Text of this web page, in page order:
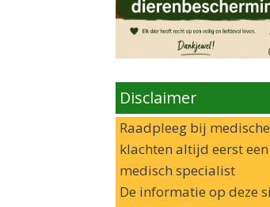
Disclaimer
Raadpleeg bij medische
klachten altijd eerst
medisch specialist
De informatie op deze